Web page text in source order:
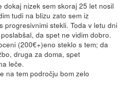
dokaj nizek sem skoraj 25 let nosil
tudi na blizu zato sem iz
progresivnimi stekli. Toda v letu dni
da spet ne vidim dobro.
(200€+)eno steklo s tem; da
druga za doma, spet
leče.
na tem področju bom zelo